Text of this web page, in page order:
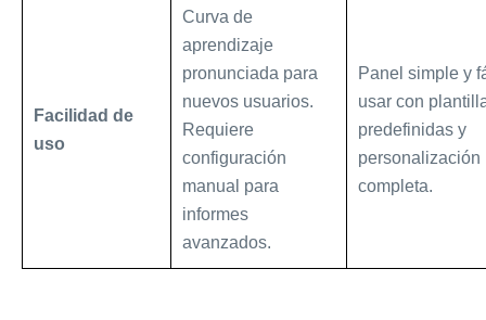
Facilidad de
uso
Curva de
aprendizaje
pronunciada para
nuevos usuarios.
Requiere
configuración
manual para
informes
avanzados.
Panel simple y
usar con
predefinidas y
personalización
completa.